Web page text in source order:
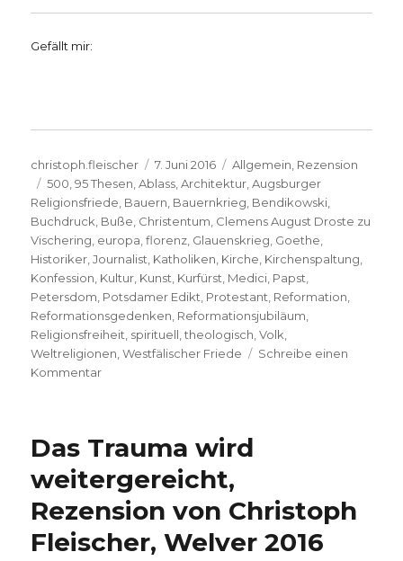
Gefällt mir:
Autor
christoph.fleischer
Veröffentlicht
am
7. Juni 2016 Kategorien
Allgemein Rezension
Schlagwörter
500 ,95 Thesen ,Ablass ,Architektur ,Augsburger
Religionsfriede Bauern Bauernkrieg Bendikowski
Buchdruck Buße Christentum Clemens August Droste zu
Vischering europa ,florenz Glauenskrieg Goethe
Historiker ,Journalist Katholiken Kirche Kirchenspaltung
Konfession Kultur Kunst Kurfürst Medici Papst
Petersdom Potsdamer Edikt Protestant Reformation
Reformationsgedenken Reformationsjubiläum
Religionsfreiheit spirituell ,theologisch ,Volk
Weltreligionen ,Westfälischer Friede
Schreibe einen
Kommentarzu
oder
Rezension
von
Christoph
Fleischer,
Das Trauma wird
weitergereicht,
Rezension von Christoph
Fleischer, Welver 2016